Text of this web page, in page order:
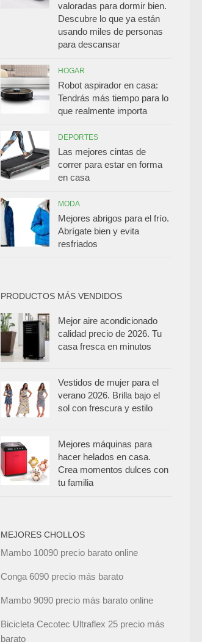
valoradas para dormir bien.
Descubre lo que ya están
usando miles de personas
para descansar
HOGAR
Robot aspirador en casa:
Tendrás más tiempo para lo
que realmente importa
DEPORTES
Las mejores cintas de
correr para estar en forma
en casa
MODA
Mejores abrigos para el frío.
Abrígate bien y evita
resfriados
PRODUCTOS MÁS VENDIDOS
Mejor aire acondicionado
calidad precio de 2026. Tu
casa fresca en minutos
Vestidos de mujer para el
verano 2026. Brilla bajo el
sol con frescura y estilo
Mejores máquinas para
hacer helados en casa.
Crea momentos dulces con
tu familia
MEJORES CHOLLOS
Mambo 10090 precio barato online
Conga 6090 precio más barato
Mambo 9090 precio más barato online
Bicicleta Cecotec Ultraflex 25 precio más
barato